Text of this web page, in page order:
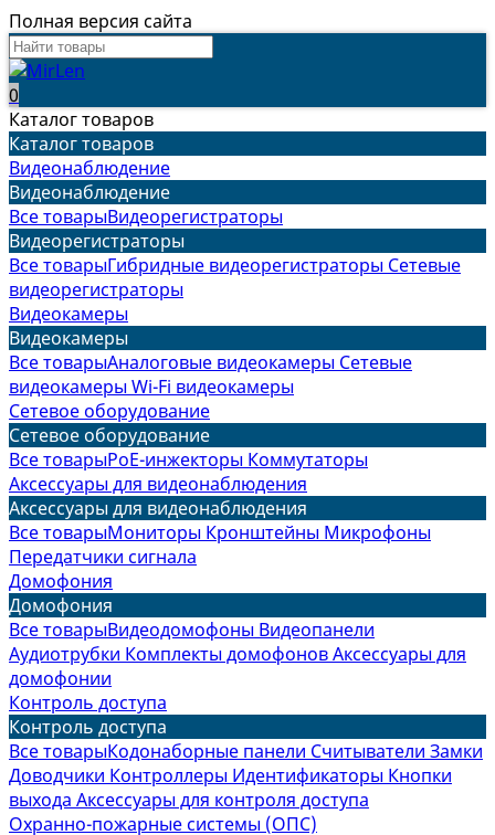
Полная версия сайта
0
Каталог товаров
Каталог товаров
Видеонаблюдение
Видеонаблюдение
Все товарыВидеорегистраторы
Видеорегистраторы
Все товарыГибридные видеорегистраторы Сетевые
видеорегистраторы
Видеокамеры
Видеокамеры
Все товарыАналоговые видеокамеры Сетевые
видеокамерыWi-Fi видеокамеры
Сетевое оборудование
Сетевое оборудование
Все товарыPoE-инжекторы Коммутаторы
Аксессуары для видеонаблюдения
Аксессуары для видеонаблюдения
Все товарыМониторы Кронштейны Микрофоны
Передатчики сигнала
Домофония
Домофония
Все товарыВидеодомофоны Видеопанели
Аудиотрубки Комплекты домофоновАксессуары для
домофонии
Контроль доступа
Контроль доступа
Все товарыКодонаборные панели Считыватели Замки
Доводчики Контроллеры Идентификаторы Кнопки
выхода Аксессуары для контроля доступа
Охранно-пожарные системы (ОПС)